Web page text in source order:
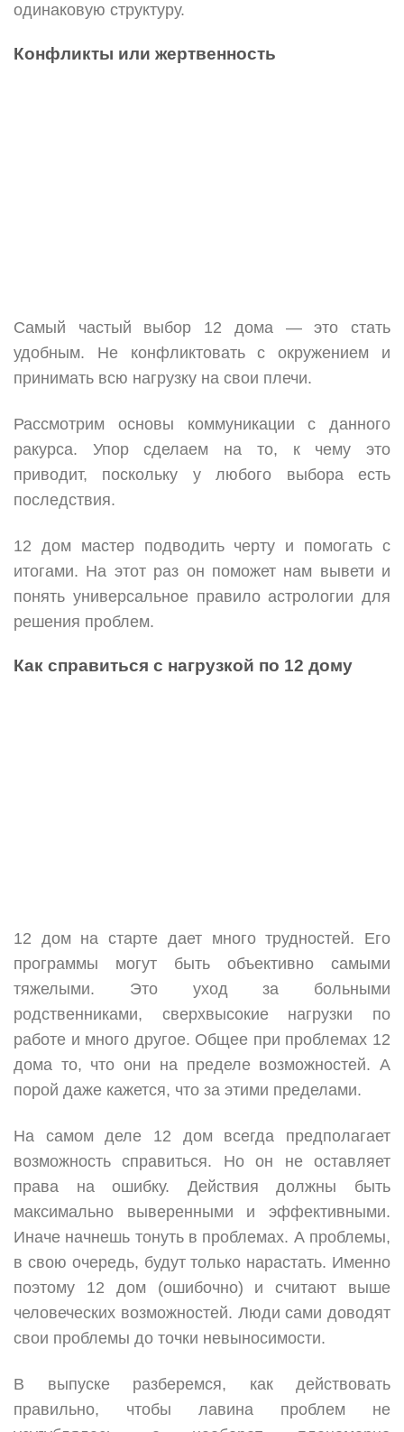
одинаковую структуру.
Конфликты или жертвенность
Самый частый выбор 12 дома — это стать
удобным. Не конфликтовать с окружением и
принимать всю нагрузку на свои плечи.
Рассмотрим основы коммуникации с данного
ракурса. Упор сделаем на то, к чему это
приводит, поскольку у любого выбора есть
последствия.
12 дом мастер подводить черту и помогать с
итогами. На этот раз он поможет нам вывети и
понять универсальное правило астрологии для
решения проблем.
Как справиться с нагрузкой по 12 дому
12 дом на старте дает много трудностей. Его
программы могут быть объективно самыми
тяжелыми. Это уход за больными
родственниками, сверхвысокие нагрузки по
работе и много другое. Общее при проблемах 12
дома то, что они на пределе возможностей. А
порой даже кажется, что за этими пределами.
На самом деле 12 дом всегда предполагает
возможность справиться. Но он не оставляет
права на ошибку. Действия должны быть
максимально выверенными и эффективными.
Иначе начнешь тонуть в проблемах. А проблемы,
в свою очередь, будут только нарастать. Именно
поэтому 12 дом (ошибочно) и считают выше
человеческих возможностей. Люди сами доводят
свои проблемы до точки невыносимости.
В выпуске разберемся, как действовать
правильно, чтобы лавина проблем не